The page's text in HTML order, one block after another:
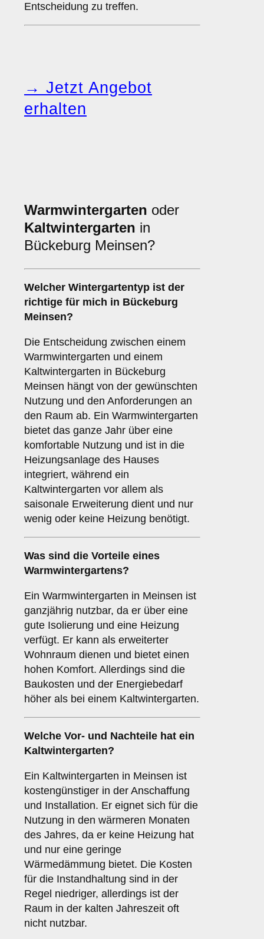
Entscheidung zu treffen.
→ Jetzt Angebot
erhalten
Warmwintergarten oder
Kaltwintergarten in
Bückeburg Meinsen?
Welcher Wintergartentyp ist der
richtige für mich in Bückeburg
Meinsen?
Die Entscheidung zwischen einem
Warmwintergarten und einem
Kaltwintergarten in Bückeburg
Meinsen hängt von der gewünschten
Nutzung und den Anforderungen an
den Raum ab. Ein Warmwintergarten
bietet das ganze Jahr über eine
komfortable Nutzung und ist in die
Heizungsanlage des Hauses
integriert, während ein
Kaltwintergarten vor allem als
saisonale Erweiterung dient und nur
wenig oder keine Heizung benötigt.
Was sind die Vorteile eines
Warmwintergartens?
Ein Warmwintergarten in Meinsen ist
ganzjährig nutzbar, da er über eine
gute Isolierung und eine Heizung
verfügt. Er kann als erweiterter
Wohnraum dienen und bietet einen
hohen Komfort. Allerdings sind die
Baukosten und der Energiebedarf
höher als bei einem Kaltwintergarten.
Welche Vor- und Nachteile hat ein
Kaltwintergarten?
Ein Kaltwintergarten in Meinsen ist
kostengünstiger in der Anschaffung
und Installation. Er eignet sich für die
Nutzung in den wärmeren Monaten
des Jahres, da er keine Heizung hat
und nur eine geringe
Wärmedämmung bietet. Die Kosten
für die Instandhaltung sind in der
Regel niedriger, allerdings ist der
Raum in der kalten Jahreszeit oft
nicht nutzbar.